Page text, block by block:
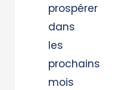
prospérer
dans
les
prochains
mois